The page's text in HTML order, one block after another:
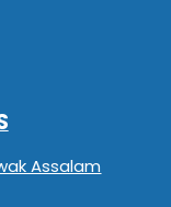
Assalam